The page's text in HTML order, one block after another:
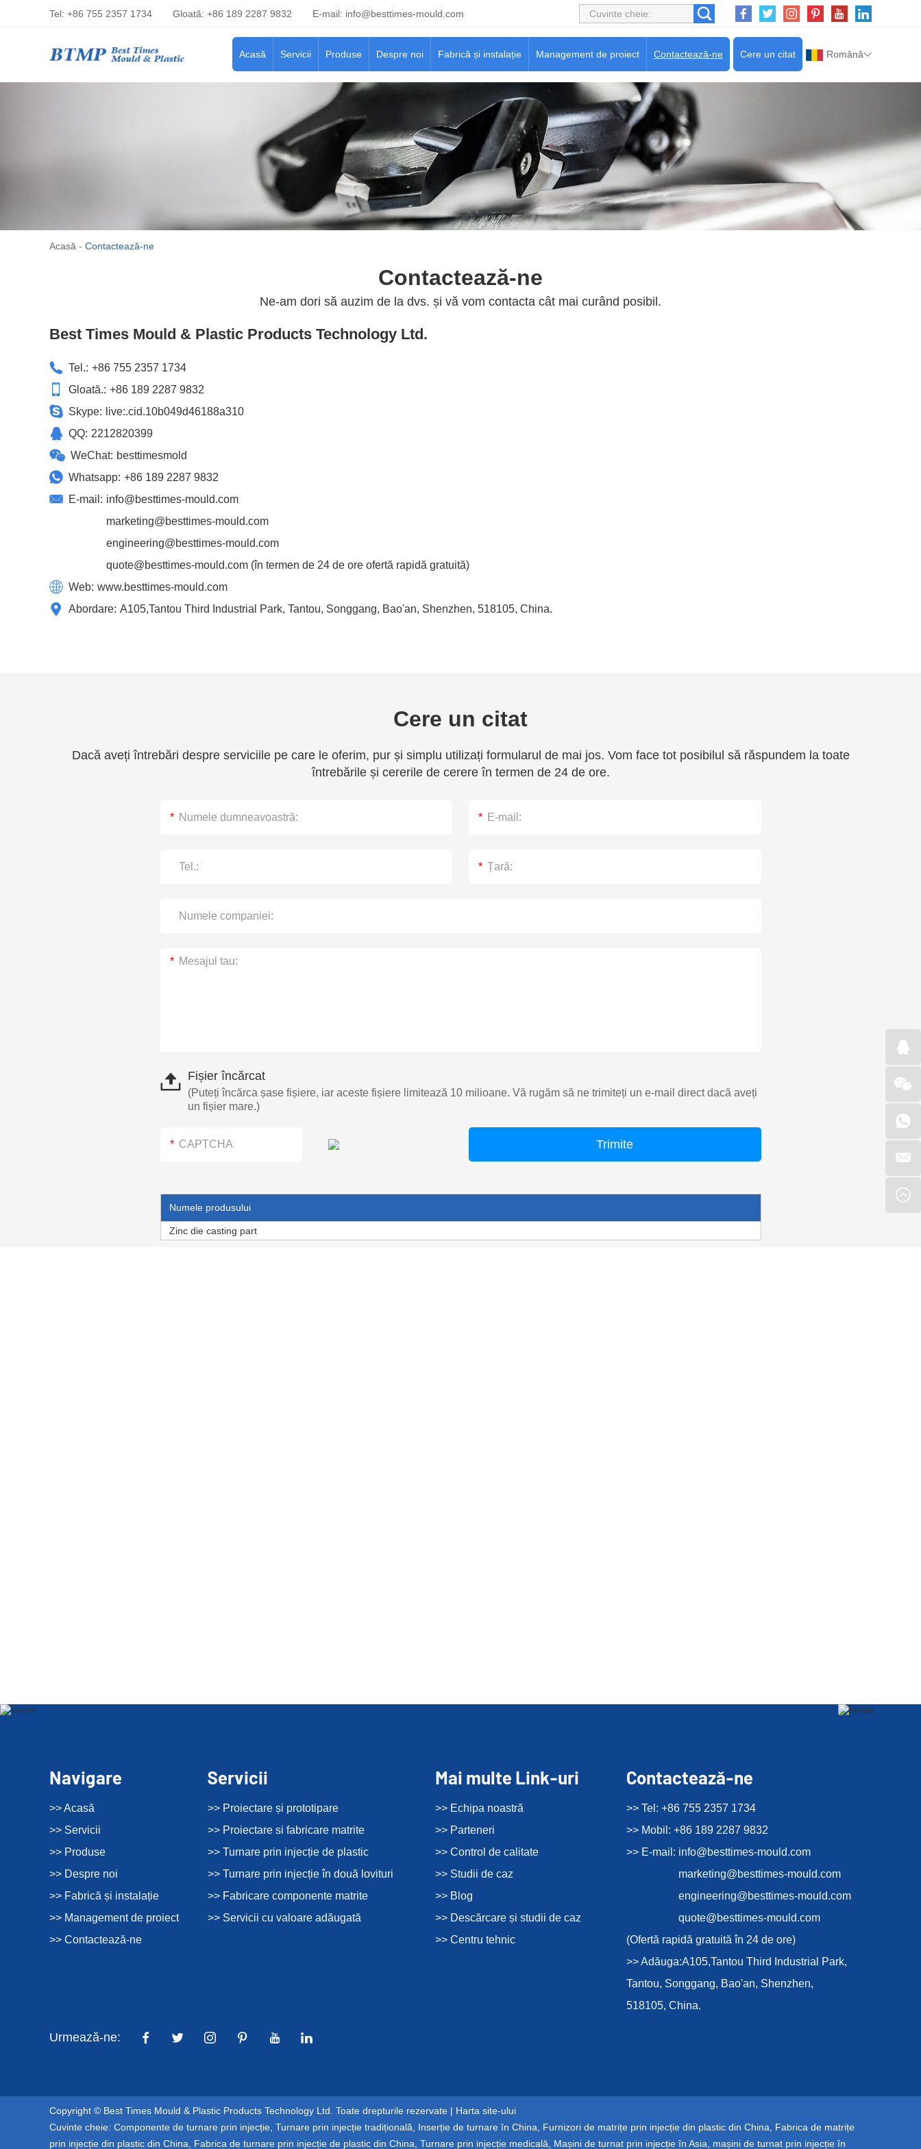
Tel: +86 755 2357 1734 Gloată: +86 189 2287 9832 E-mail: info@besttimes-mould.com
Română
Cere un citat
Acasă Servicii Produse Despre noi Fabrică și instalație Management de proiect Contactează-ne
Acasă - Contactează-ne
Contactează-ne
Ne-am dori să auzim de la dvs. și vă vom contacta cât mai curând posibil.
Best Times Mould & Plastic Products Technology Ltd.
Tel.: +86 755 2357 1734
Gloată.: +86 189 2287 9832
Skype:
live:.cid.10b049d46188a310
QQ: 2212820399
WeChat: besttimesmold
Whatsapp: +86 189 2287 9832
E-mail: info@besttimes-mould.com
marketing@besttimes-mould.com
engineering@besttimes-mould.com
quote@besttimes-mould.com (în termen de 24 de ore ofertă rapidă gratuită)
Web: www.besttimes-mould.com
Abordare: A105,Tantou Third Industrial Park, Tantou, Songgang, Bao'an, Shenzhen, 518105, China.
Cere un citat
Dacă aveți întrebări despre serviciile pe care le oferim, pur și simplu utilizați formularul de mai jos. Vom face tot posibilul să răspundem la toate
întrebările și cererile de cerere în termen de 24 de ore.
Fișier încărcat
(Puteți încărca șase fișiere, iar aceste fișiere limitează 10 milioane. Vă rugăm să ne trimiteți un e-mail direct dacă aveți
un fișier mare.)
Numele produsului
Zinc die casting part
Navigare
>> Acasă
>> Servicii
>> Produse
>> Despre noi
>> Fabrică și instalație
>> Management de proiect
>> Contactează-ne
Servicii
>> Proiectare și prototipare
>> Proiectare si fabricare matrite
>> Turnare prin injecție de plastic
>> Turnare prin injecție în două lovituri
>> Fabricare componente matrite
>> Servicii cu valoare adăugată
Mai multe Link-uri
>> Echipa noastră
>> Parteneri
>> Control de calitate
>> Studii de caz
>> Blog
>> Descărcare și studii de caz
>> Centru tehnic
Contactează-ne
>> Tel: +86 755 2357 1734
>> Mobil: +86 189 2287 9832
>> E-mail: info@besttimes-mould.com
marketing@besttimes-mould.com
engineering@besttimes-mould.com
quote@besttimes-mould.com
(Ofertă rapidă gratuită în 24 de ore)
>> Adăuga:A105,Tantou Third Industrial Park,
Tantou, Songgang, Bao'an, Shenzhen,
518105, China.
Urmează-ne:
Copyright © Best Times Mould & Plastic Products Technology Ltd. Toate drepturile rezervate | Harta site-ului
Cuvinte cheie: Componente de turnare prin injecție Turnare prin injecție tradițională Inserție de turnare în China Furnizori de matrițe prin injecție din plastic din China
Fabrica de matrițe
prin injecție din plastic din China
Fabrica de turnare prin injecție de plastic din China Turnare prin injecție medicală Mașini de turnat prin injecție în Asia mașini de turnat prin injecție în